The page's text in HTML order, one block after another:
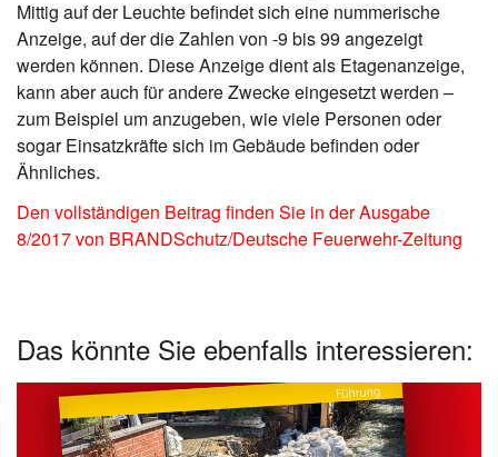
Mittig auf der Leuchte befindet sich eine nummerische
Anzeige, auf der die Zahlen von -9 bis 99 angezeigt
werden können. Diese Anzeige dient als Etagenanzeige,
kann aber auch für andere Zwecke eingesetzt werden –
zum Beispiel um anzugeben, wie viele Personen oder
sogar Einsatzkräfte sich im Gebäude befinden oder
Ähnliches.
Den vollständigen Beitrag finden Sie in der Ausgabe
8/2017 von BRANDSchutz/Deutsche Feuerwehr-Zeitung
Das könnte Sie ebenfalls interessieren: